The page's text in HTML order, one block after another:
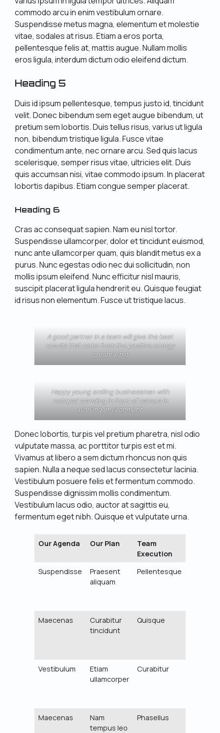
commodo arcu in enim vestibulum ornare.
Suspendisse metus magna, elementum et molestie
vitae, sodales at risus. Etiam a eros porta,
pellentesque felis at, mattis augue. Nullam mollis
eros ligula, interdum dictum odio eleifend dictum.
Heading 5
Duis id ipsum pellentesque, tempus justo id, tincidunt
velit. Donec bibendum sem eget augue bibendum, ut
pretium sem lobortis. Duis tellus risus, varius ut ligula
non, bibendum tristique ligula. Fusce vitae
condimentum ante, nec ornare arcu. Sed quis lacus
scelerisque, semper risus vitae, ultricies elit. Duis
quis accumsan nisi, vitae commodo ipsum. In placerat
lobortis dapibus. Etiam congue semper placerat.
Heading 6
Cras ac consequat sapien. Nam eu nisl tortor.
Suspendisse ullamcorper, dolor et tincidunt euismod,
nunc ante ullamcorper quam, quis blandit metus ex a
purus. Nunc egestas odio nec dui sollicitudin, non
mollis ipsum eleifend. Nunc efficitur nisl mauris,
suscipit placerat ligula hendrerit eu. Quisque feugiat
id risus non elementum. Fusce ut tristique lacus.
A good partner in a team will give the best
results that come from the positive energy
created in it
Happy young smiling businessman with
notepad standing in front of camera in
working environment
Donec lobortis, turpis vel pretium pharetra, nisl odio
vulputate massa, ac porttitor turpis est et mi.
Vivamus at libero a sem dictum rhoncus non quis
sapien. Nulla a neque sed lacus consectetur lacinia.
Vestibulum posuere felis et fermentum commodo.
Suspendisse dignissim mollis condimentum.
Vestibulum lacus odio, auctor at sagittis eu,
fermentum eget nibh. Quisque et vulputate urna.
Our Agenda Our Plan
Team
Execution
Suspendisse
Praesent
aliquam
Pellentesque
Maecenas
Curabitur
tincidunt
Quisque
Vestibulum
Etiam
ullamcorper
Curabitur
Maecenas
Nam
tempus leo
Phasellus